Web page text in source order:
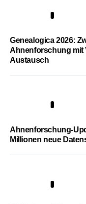
Genealogica 2026:
Ahnenforschung mit
Austausch
Ahnenforschung-
Millionen neue